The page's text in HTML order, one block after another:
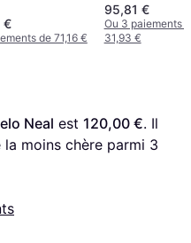
€
de 71,16 €
95,81 €
Ou 3 paiements
31,93 €
Neal est 120,00 €. Il
moins chère parmi 3